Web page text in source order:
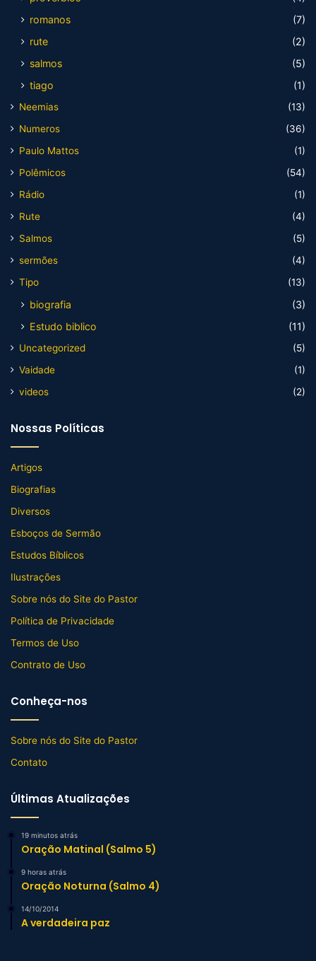
romanos
(7)
rute
(2)
salmos
(5)
tiago
(1)
Neemias
(13)
Numeros
(36)
Paulo Mattos
(1)
Polêmicos
(54)
Rádio
(1)
Rute
(4)
Salmos
(5)
sermões
(4)
Tipo
(13)
biografia
(3)
Estudo biblico
(11)
Uncategorized
(5)
Vaidade
(1)
videos
(2)
Nossas Políticas
Artigos
Biografias
Diversos
Esboços de Sermão
Estudos Bíblicos
Ilustrações
Sobre nós do Site do Pastor
Política de Privacidade
Termos de Uso
Contrato de Uso
Conheça-nos
Sobre nós do Site do Pastor
Contato
Últimas Atualizações
19 minutos atrás
Oração Matinal (Salmo 5)
9 horas atrás
Oração Noturna (Salmo 4)
14/10/2014
A verdadeira paz